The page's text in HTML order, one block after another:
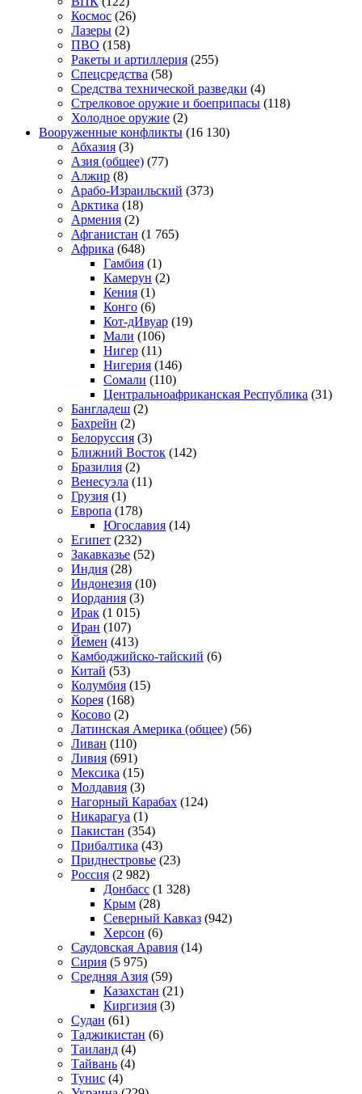
Космос (26)
Лазеры (2)
ПВО (158)
Ракеты и артиллерия (255)
Спецсредства (58)
Средства технической разведки (4)
Стрелковое оружие и боеприпасы (118)
Холодное оружие (2)
Вооруженные конфликты (16 130)
Абхазия (3)
Азия (общее) (77)
Алжир (8)
Арабо-Израильский (373)
Арктика (18)
Армения (2)
Афганистан (1 765)
Африка (648)
Гамбия (1)
Камерун (2)
Кения (1)
Конго (6)
Кот-дИвуар (19)
Мали (106)
Нигер (11)
Нигерия (146)
Сомали (110)
Центральноафриканская Республика (31)
Бангладеш (2)
Бахрейн (2)
Белоруссия (3)
Ближний Восток (142)
Бразилия (2)
Венесуэла (11)
Грузия (1)
Европа (178)
Югославия (14)
Египет (232)
Закавказье (52)
Индия (28)
Индонезия (10)
Иордания (3)
Ирак (1 015)
Иран (107)
Йемен (413)
Камбоджийско-тайский (6)
Китай (53)
Колумбия (15)
Корея (168)
Косово (2)
Латинская Америка (общее) (56)
Ливан (110)
Ливия (691)
Мексика (15)
Молдавия (3)
Нагорный Карабах (124)
Никарагуа (1)
Пакистан (354)
Прибалтика (43)
Приднестровье (23)
Россия (2 982)
Донбасс (1 328)
Крым (28)
Северный Кавказ (942)
Херсон (6)
Саудовская Аравия (14)
Сирия (5 975)
Средняя Азия (59)
Казахстан (21)
Киргизия (3)
Судан (61)
Таджикистан (6)
Таиланд (4)
Тайвань (4)
Тунис (4)